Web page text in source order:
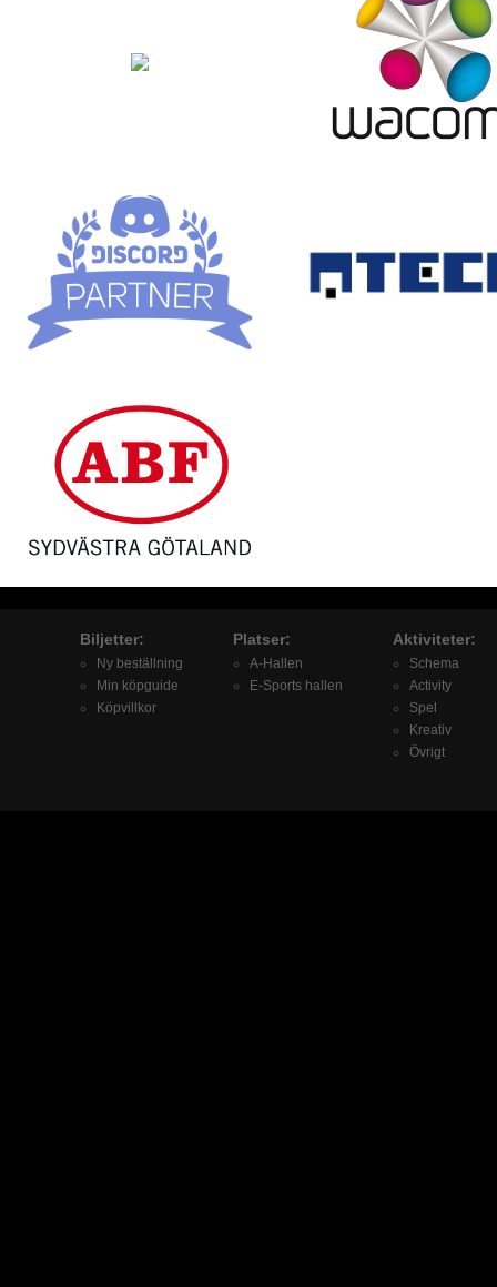
Biljetter:
Ny beställning
Min köpguide
Köpvillkor
Platser:
A-Hallen
E-Sports hallen
Aktiviteter:
Schema
Activity
Spel
Kreativ
Övrigt